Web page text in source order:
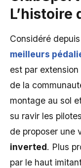
L’histoire
Considéré
meilleurs
est par
de la
montage au sol
su ravir les
de proposer une
inverted. Plus
par le haut